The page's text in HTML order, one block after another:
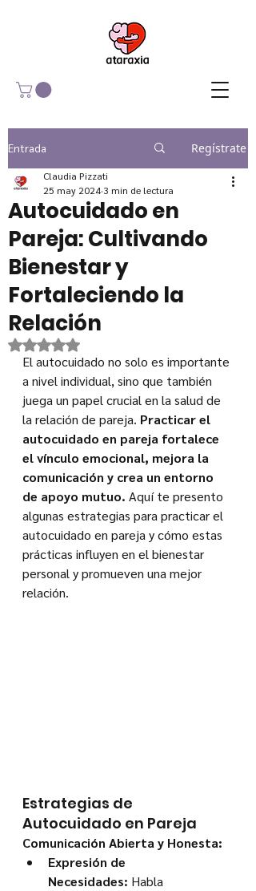
Entrada Regístrate
Autocuidado en
Pareja: Cultivando
Bienestar y
Fortaleciendo la
Relación
Claudia Pizzati
25 may 2024 3 min de lectura
Obtuvo NaN de 5 estrellas.
El autocuidado no solo es importante
a nivel individual, sino que también
juega un papel crucial en la salud de
la relación de pareja. Practicar el
autocuidado en pareja fortalece
el vínculo emocional, mejora la
comunicación y crea un entorno
de apoyo mutuo. Aquí te presento
algunas estrategias para practicar el
autocuidado en pareja y cómo estas
prácticas influyen en el bienestar
personal y promueven una mejor
relación.
Estrategias de
Autocuidado en Pareja
Comunicación Abierta y Honesta:
Expresión de
Necesidades: Habla